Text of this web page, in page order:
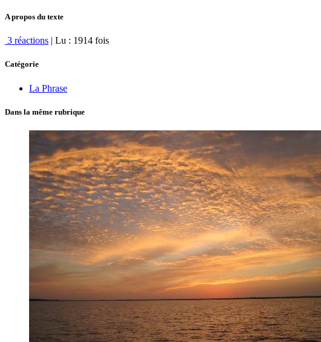
A propos du texte
3 réactions | Lu : 1914 fois
Catégorie
La Phrase
Dans la même rubrique